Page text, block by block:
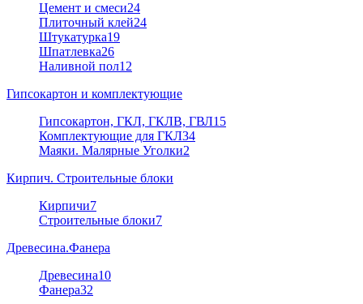
Цемент и смеси24
Плиточный клей24
Штукатурка19
Шпатлевка26
Наливной пол12
Гипсокартон и комплектующие
Гипсокартон, ГКЛ, ГКЛВ, ГВЛ15
Комплектующие для ГКЛ34
Маяки. Малярные Уголки2
Кирпич. Строительные блоки
Кирпичи7
Строительные блоки7
Древесина.Фанера
Древесина10
Фанера32